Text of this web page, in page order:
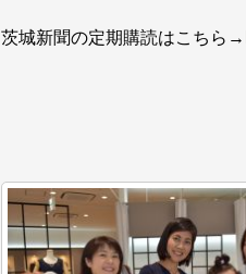
茨城新聞の定期購読はこちら→